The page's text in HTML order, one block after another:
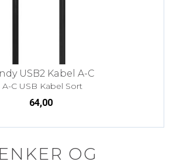
USB2 Kabel A-C
A-C USB Kabel Sort
64,00
OG